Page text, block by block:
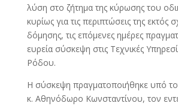
λύση στο ζήτημα της κύρωσης του
κυρίως για τις περιπτώσεις της εκτός
δόμησης, τις επόμενες ημέρες
ευρεία σύσκεψη στις Τεχνικές
Ρόδου.
Η σύσκεψη πραγματοποιήθηκε υπό
κ. Αθηνόδωρο Κωνσταντίνου, τον